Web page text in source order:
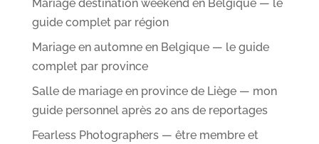
Mariage destination weekend en Belgique — le
guide complet par région
Mariage en automne en Belgique — le guide
complet par province
Salle de mariage en province de Liège — mon
guide personnel après 20 ans de reportages
Fearless Photographers — être membre et